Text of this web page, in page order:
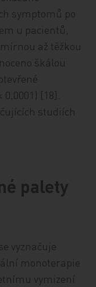
symptomů po
u pacientů,
až těžkou
škálou
[18].
studiích
palety
vyznačuje
monoterapie
vymizení